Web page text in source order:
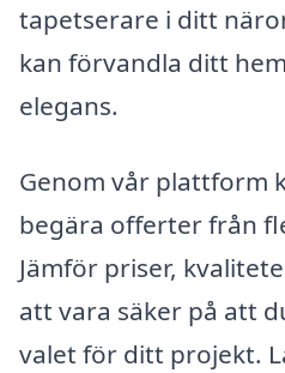
tapetserare i ditt
kan förvandla ditt
elegans.
Genom vår plattform
begära offerter från
Jämför priser,
att vara säker på att
valet för ditt projekt.